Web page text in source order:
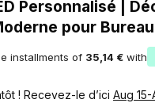
Personnalisé |
pour
installments of 35,14 € with
! Recevez-le d’ici Aug 15-